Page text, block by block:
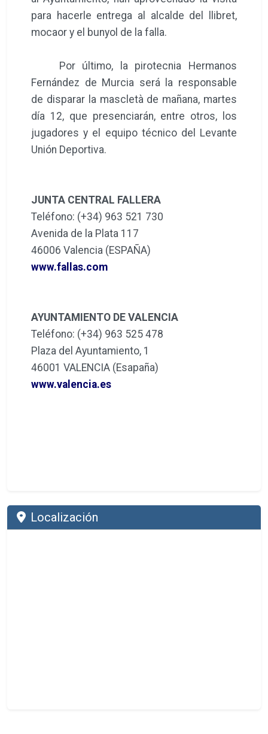
para hacerle entrega al alcalde del llibret,
mocaor y el bunyol de la falla.
Por último, la pirotecnia Hermanos
Fernández de Murcia será la responsable
de disparar la mascletà de mañana, martes
día 12, que presenciarán, entre otros, los
jugadores y el equipo técnico del Levante
Unión Deportiva.
JUNTA CENTRAL FALLERA
Teléfono: (+34) 963 521 730
Avenida de la Plata 117
46006 Valencia (ESPAÑA)
www.fallas.com
AYUNTAMIENTO DE VALENCIA
Teléfono: (+34) 963 525 478
Plaza del Ayuntamiento, 1
46001 VALENCIA (Esapaña)
www.valencia.es
Localización